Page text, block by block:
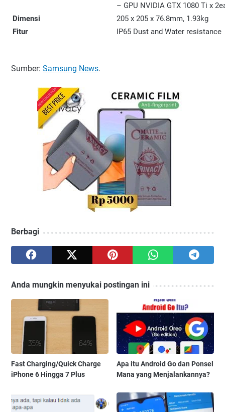
– GPU NVIDIA GTX 1080 Ti x
Dimensi
205 x 205 x 76.8mm, 1.93kg
Fitur
IP65 Dust and Water resistance
Sumber: Samsung News.
Berbagi
Anda mungkin menyukai postingan ini
Fast Charging/Quick Charge
iPhone 6 Hingga 7 Plus
Apa itu Android Go dan Ponsel
Mana yang Menjalankannya?